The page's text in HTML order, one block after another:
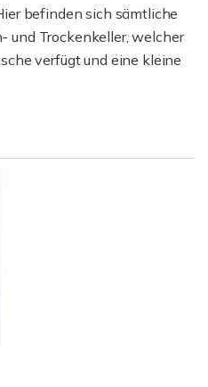
befinden sich sämtliche
und Trockenkeller, welcher
verfügt und eine kleine